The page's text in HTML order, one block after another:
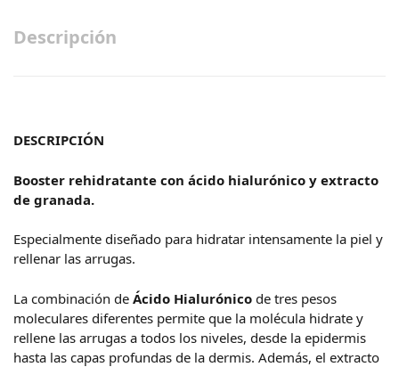
Descripción
DESCRIPCIÓN
Booster rehidratante con ácido hialurónico y extracto
de granada.
Especialmente diseñado para hidratar intensamente la piel y
rellenar las arrugas.
La combinación de Ácido Hialurónico de tres pesos
moleculares diferentes permite que la molécula hidrate y
rellene las arrugas a todos los niveles, desde la epidermis
hasta las capas profundas de la dermis. Además, el extracto